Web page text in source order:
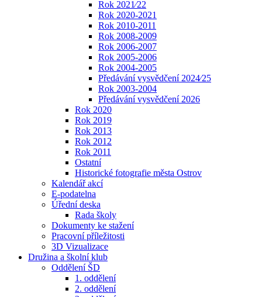
Rok 2021⁄22
Rok 2020-2021
Rok 2010-2011
Rok 2008-2009
Rok 2006-2007
Rok 2005-2006
Rok 2004-2005
Předávání vysvědčení 2024⁄25
Rok 2003-2004
Předávání vysvědčení 2026
Rok 2020
Rok 2019
Rok 2013
Rok 2012
Rok 2011
Ostatní
Historické fotografie města Ostrov
Kalendář akcí
E-podatelna
Úřední deska
Rada školy
Dokumenty ke stažení
Pracovní příležitosti
3D Vizualizace
Družina a školní klub
Oddělení ŠD
1. oddělení
2. oddělení